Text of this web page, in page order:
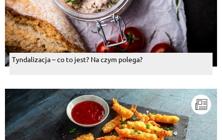
Tyndalizacja – co to jest? Na czym polega?